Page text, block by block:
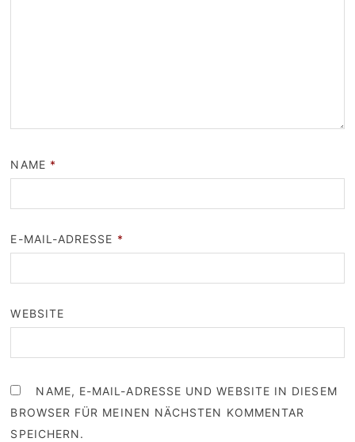
NAME *
E-MAIL-ADRESSE *
WEBSITE
NAME, E-MAIL-ADRESSE UND WEBSITE IN DIESEM
BROWSER FÜR MEINEN NÄCHSTEN KOMMENTAR
SPEICHERN.